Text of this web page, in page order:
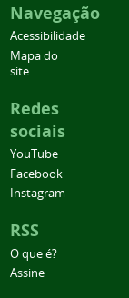
Navegação
Acessibilidade
Mapa do
site
Redes
sociais
YouTube
Facebook
Instagram
RSS
O que é?
Assine